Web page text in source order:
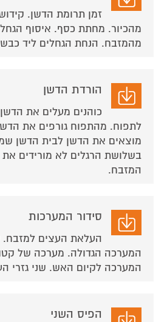
זמן תרומת הדשן. קידוש
מהכיור. מחתת כסף. איסוף
מהמזבח. הנחת הגחלים ליד
הורדת הדשן
כוהנים מעלים את
לתפוח. מהתפוח גורפים את
מוצאים את הדשן לבית הדשן
בשלושת הרגלים לא מורידים
המזבח.
סידור המערכות
העלאת העצים למזבח.
המערכה הגדולה. מערכה של
המערכה לקיום האש. שני גזרי
הפיס השני